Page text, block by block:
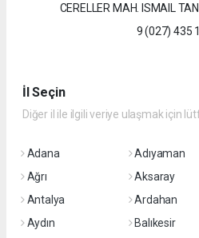
CERELLER MAH. ISMAIL
9 (027) 435
İl Seçin
Diğer il ile ilgili veriye ulaşmak için
Adana Adıyaman
Ağrı
Aksaray
Antalya
Ardahan
Aydın
Balıkesir